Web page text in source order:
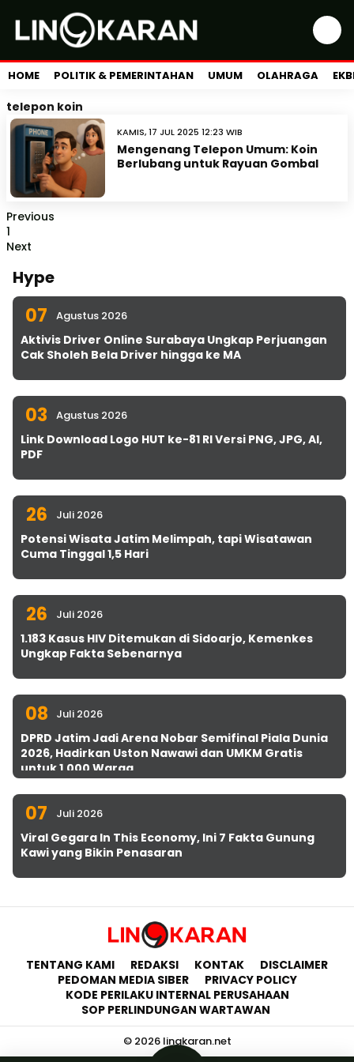
HOME POLITIK & PEMERINTAHAN UMUM OLAHRAGA
telepon koin
KAMIS, 17 JUL 2025 12:23 WIB
Mengenang Telepon Umum: Koin
Berlubang untuk Rayuan Gombal
Previous
1
Next
Hype
07 Agustus 2026
Aktivis Driver Online Surabaya Ungkap Perjuangan
Cak Sholeh Bela Driver hingga ke MA
03 Agustus 2026
Link Download Logo HUT ke-81 RI Versi PNG, JPG, AI,
PDF
26 Juli 2026
Potensi Wisata Jatim Melimpah, tapi Wisatawan
Cuma Tinggal 1,5 Hari
26 Juli 2026
1.183 Kasus HIV Ditemukan di Sidoarjo, Kemenkes
Ungkap Fakta Sebenarnya
08 Juli 2026
DPRD Jatim Jadi Arena Nobar Semifinal Piala Dunia
2026, Hadirkan Uston Nawawi dan UMKM Gratis
untuk 1.000 Warga
07 Juli 2026
Viral Gegara In This Economy, Ini 7 Fakta Gunung
Kawi yang Bikin Penasaran
TENTANG KAMI REDAKSI KONTAK
DISCLAIMER
PEDOMAN MEDIA SIBER
PRIVACY POLICY
KODE PERILAKU INTERNAL PERUSAHAAN
SOP PERLINDUNGAN WARTAWAN
© 2026 lingkaran.net